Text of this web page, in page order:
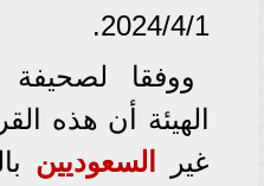
2024/4/1.
ووفقا
الهيئة أن هذه
غير
السعوديين